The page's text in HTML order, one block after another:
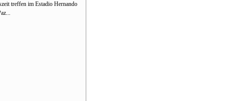
treffen im Estadio Hernando